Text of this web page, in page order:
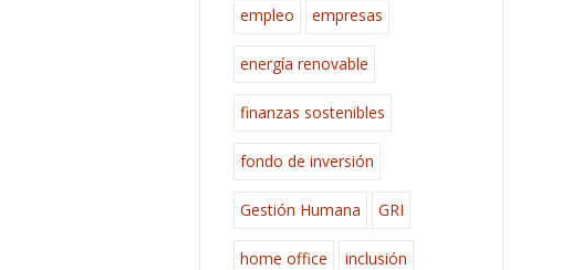
empleo empresas
energía renovable
finanzas sostenibles
fondo de inversión
Gestión Humana GRI
home office inclusión